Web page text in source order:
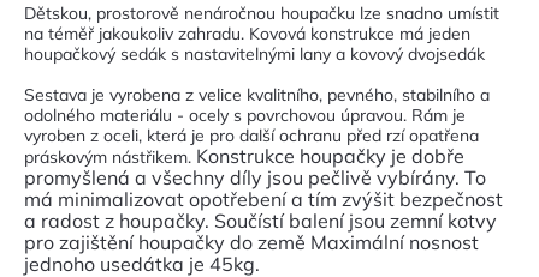
Dětskou, prostorově nenáročnou houpačku lze snadno umístit
na téměř jakoukoliv zahradu. Kovová konstrukce má jeden
houpačkový sedák s nastavitelnými lany a kovový dvojsedák
Sestava je vyrobena z velice kvalitního, pevného, stabilního a
odolného materiálu - ocely s povrchovou úpravou. Rám je
vyroben z oceli, která je pro další ochranu před rzí opatřena
práskovým nástřikem. Konstrukce houpačky je dobře
promyšlená a všechny díly jsou pečlivě vybírány. To
má minimalizovat opotřebení a tím zvýšit bezpečnost
a radost z houpačky. Součístí balení jsou zemní kotvy
pro zajištění houpačky do země Maximální nosnost
jednoho usedátka je 45kg.